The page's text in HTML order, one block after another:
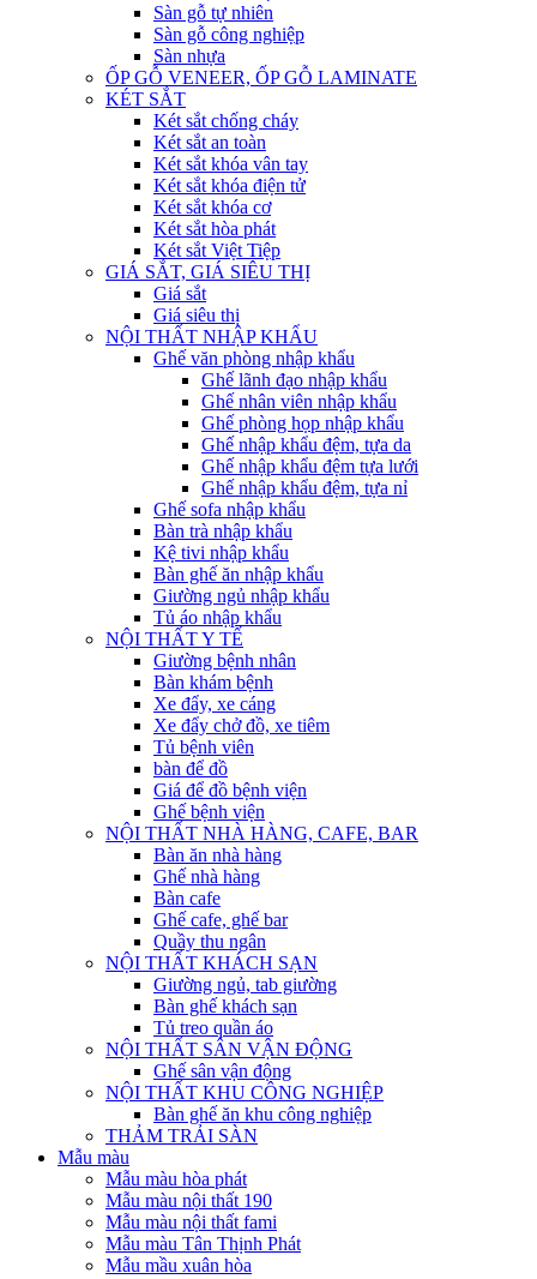
Sàn gỗ tự nhiên
Sàn gỗ công nghiệp
Sàn nhựa
ỐP GỖ VENEER, ỐP GỖ LAMINATE
KÉT SẮT
Két sắt chống cháy
Két sắt an toàn
Két sắt khóa vân tay
Két sắt khóa điện tử
Két sắt khóa cơ
Két sắt hòa phát
Két sắt Việt Tiệp
GIÁ SẮT, GIÁ SIÊU THỊ
Giá sắt
Giá siêu thị
NỘI THẤT NHẬP KHẨU
Ghế văn phòng nhập khẩu
Ghế lãnh đạo nhập khẩu
Ghế nhân viên nhập khẩu
Ghế phòng họp nhập khẩu
Ghế nhập khẩu đệm, tựa da
Ghế nhập khẩu đệm tựa lưới
Ghế nhập khẩu đệm, tựa nỉ
Ghế sofa nhập khẩu
Bàn trà nhập khẩu
Kệ tivi nhập khẩu
Bàn ghế ăn nhập khẩu
Giường ngủ nhập khẩu
Tủ áo nhập khẩu
NỘI THẤT Y TẾ
Giường bệnh nhân
Bàn khám bệnh
Xe đẩy, xe cáng
Xe đẩy chở đồ, xe tiêm
Tủ bệnh viên
bàn để đồ
Giá để đồ bệnh viện
Ghế bệnh viện
NỘI THẤT NHÀ HÀNG, CAFE, BAR
Bàn ăn nhà hàng
Ghế nhà hàng
Bàn cafe
Ghế cafe, ghế bar
Quầy thu ngân
NỘI THẤT KHÁCH SẠN
Giường ngủ, tab giường
Bàn ghế khách sạn
Tủ treo quần áo
NỘI THẤT SÂN VẬN ĐỘNG
Ghế sân vận động
NỘI THẤT KHU CÔNG NGHIỆP
Bàn ghế ăn khu công nghiệp
THẢM TRẢI SÀN
Mẫu màu
Mẫu màu hòa phát
Mẫu màu nội thất 190
Mẫu màu nội thất fami
Mẫu màu Tân Thịnh Phát
Mẫu mầu xuân hòa